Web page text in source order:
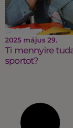
2025 május 29.
Ti mennyire
sportot?